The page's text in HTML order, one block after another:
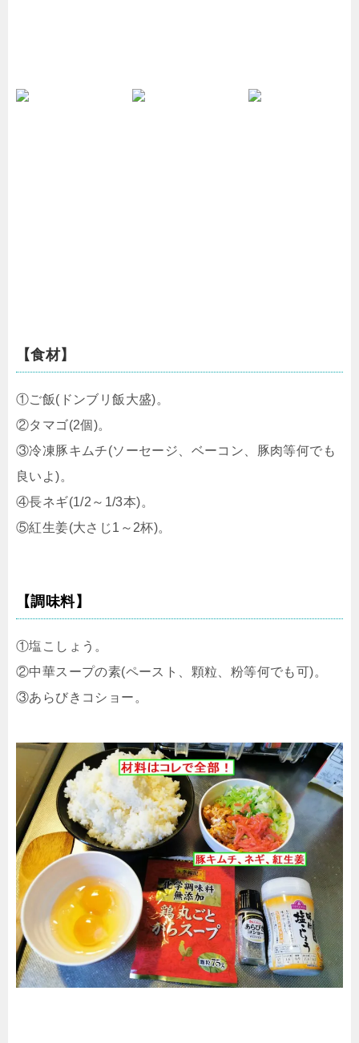
【食材】
①ご飯(ドンブリ飯大盛)。
②タマゴ(2個)。
③冷凍豚キムチ(ソーセージ、ベーコン、豚肉等何でも
良いよ)。
④長ネギ(1/2～1/3本)。
⑤紅生姜(大さじ1～2杯)。
【調味料】
①塩こしょう。
②中華スープの素(ペースト、顆粒、粉等何でも可)。
③あらびきコショー。